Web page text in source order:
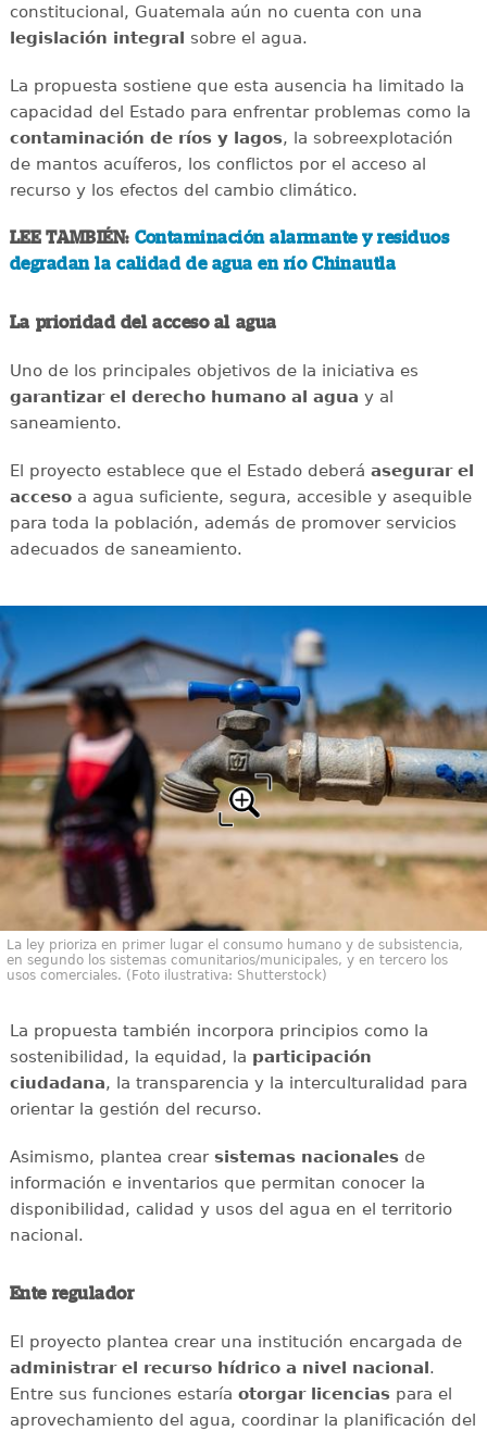
constitucional, Guatemala aún no cuenta con una
legislación integral sobre el agua.
La propuesta sostiene que esta ausencia ha limitado la
capacidad del Estado para enfrentar problemas como la
contaminación de ríos y lagos, la sobreexplotación
de mantos acuíferos, los conflictos por el acceso al
recurso y los efectos del cambio climático.
LEE TAMBIÉN: Contaminación alarmante y residuos
degradan la calidad de agua en río Chinautla
La prioridad del acceso al agua
Uno de los principales objetivos de la iniciativa es
garantizar el derecho humano al agua y al
saneamiento.
El proyecto establece que el Estado deberá asegurar el
accesoa agua suficiente, segura, accesible y asequible
para toda la población, además de promover servicios
adecuados de saneamiento.
La ley prioriza en primer lugar el consumo humano y de subsistencia,
en segundo los sistemas comunitarios/municipales, y en tercero los
usos comerciales. (Foto ilustrativa: Shutterstock)
La propuesta también incorpora principios como la
sostenibilidad, la equidad, la participación
ciudadana, la transparencia y la interculturalidad para
orientar la gestión del recurso.
Asimismo, plantea crear sistemas nacionalesde
información e inventarios que permitan conocer la
disponibilidad, calidad y usos del agua en el territorio
nacional.
Ente regulador
El proyecto plantea crear una institución encargada de
administrar el recurso hídrico a nivel nacional.
Entre sus funciones estaría otorgar licenciaspara el
aprovechamiento del agua, coordinar la planificación del